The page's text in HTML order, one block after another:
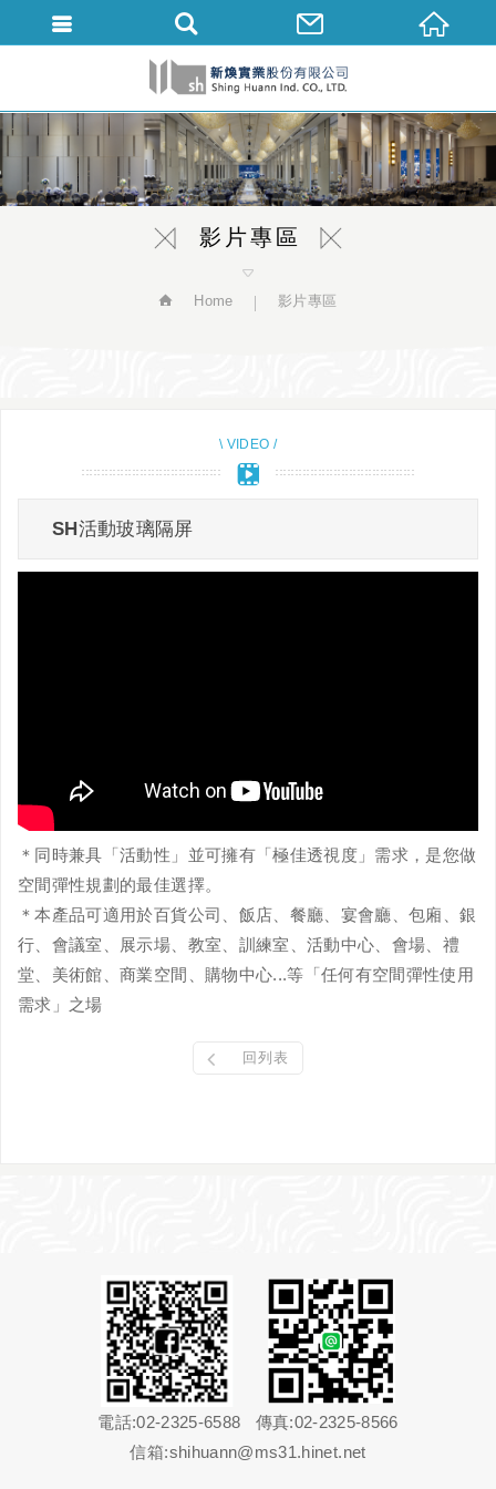
影片專區
Home 影片專區
\ VIDEO /
SH活動玻璃隔屏
＊同時兼具「活動性」並可擁有「極佳透視度」需求，是您做
空間彈性規劃的最佳選擇。
＊本產品可適用於百貨公司、飯店、餐廳、宴會廳、包廂、銀
行、會議室、展示場、教室、訓練室、活動中心、會場、禮
堂、美術館、商業空間、購物中心...等「任何有空間彈性使用
需求」之場
回列表
電話:02-2325-6588 傳真:02-2325-8566
信箱:shihuann@ms31.hinet.net
繁體中文